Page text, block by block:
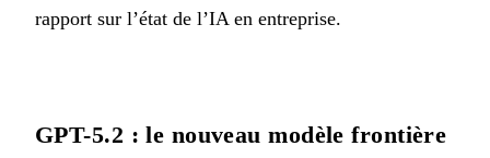
rapport sur l’état de l’IA en entreprise.
GPT-5.2 : le nouveau modèle frontière